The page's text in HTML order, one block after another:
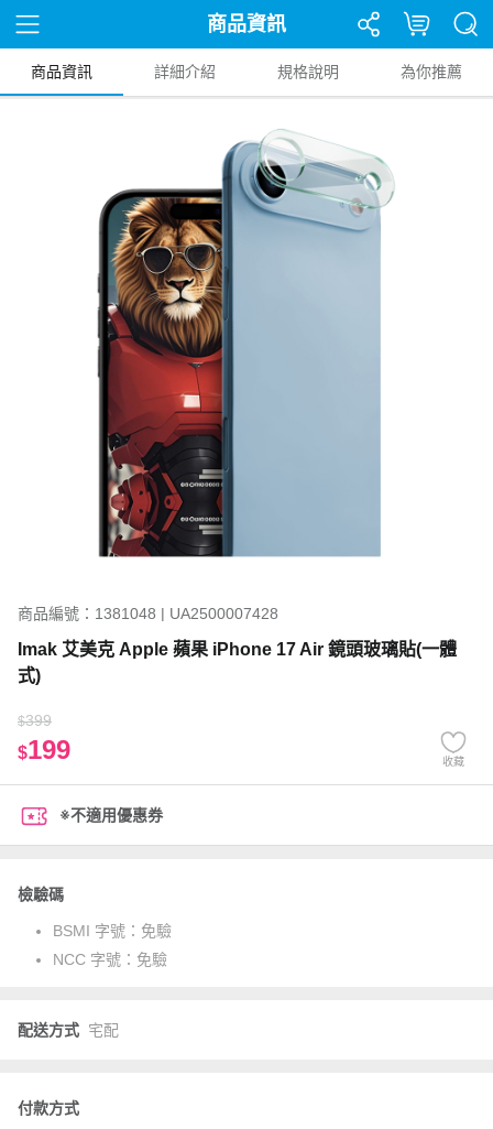
商品資訊
商品資訊 詳細介紹 規格說明 為你推薦
商品編號：1381048 | UA2500007428
Imak 艾美克 Apple 蘋果 iPhone 17 Air 鏡頭玻璃貼(一體
式)
$399
$199 收藏
※不適用優惠券
檢驗碼
BSMI 字號： 免驗
NCC 字號： 免驗
配送方式 宅配
付款方式